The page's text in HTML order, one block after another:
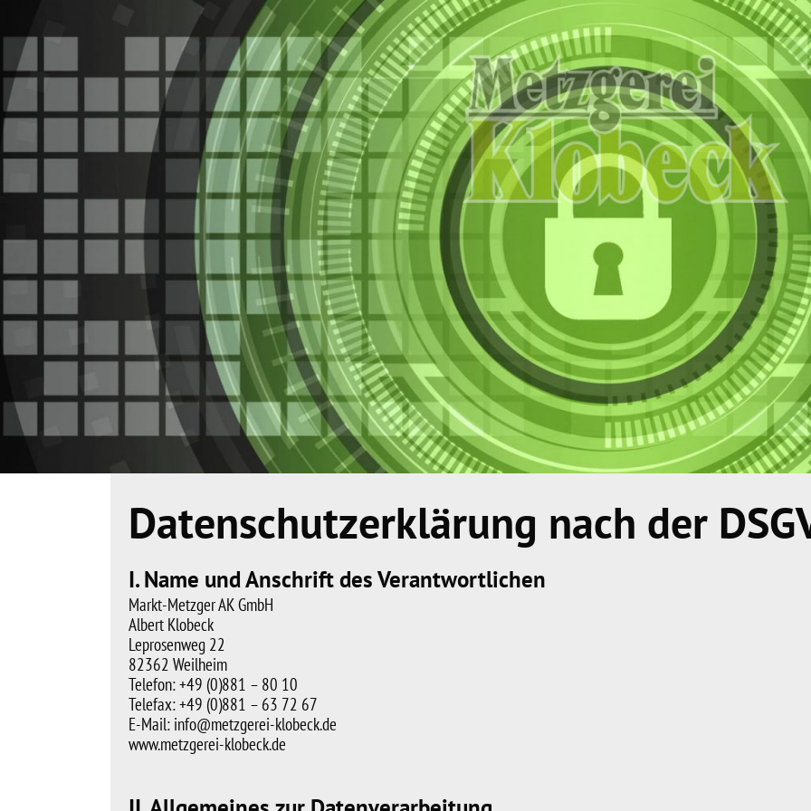
Datenschutzerklärung nach der
I. Name und Anschrift des Verantwortlichen
Markt-Metzger AK GmbH
Albert Klobeck
Leprosenweg 22
82362 Weilheim
Telefon: +49 (0)881 – 80 10
Telefax: +49 (0)881 – 63 72 67
E-Mail: info@metzgerei-klobeck.de
www.metzgerei-klobeck.de